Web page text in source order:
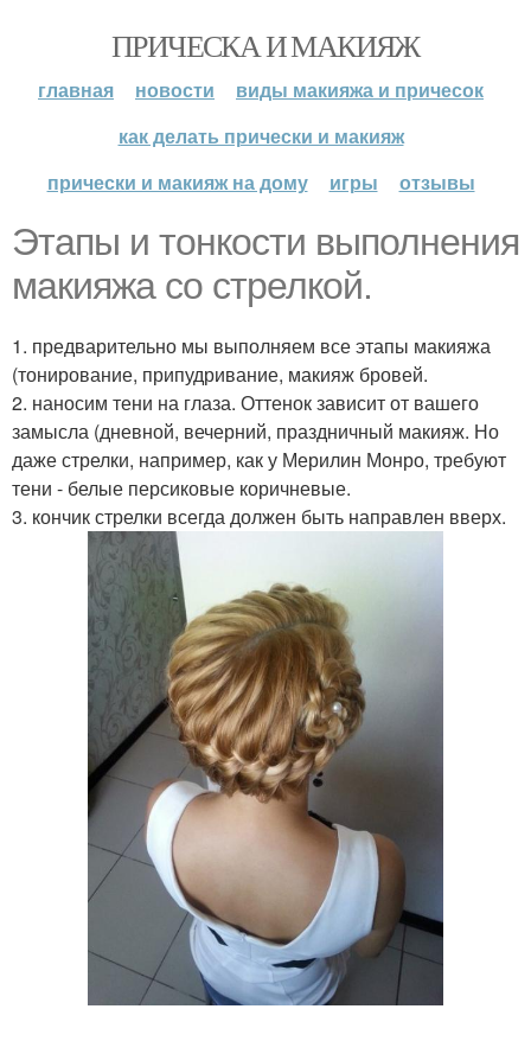
ПРИЧЕСКА И МАКИЯЖ
главная новости
виды макияжа и причесок
как делать прически и макияж
прически и макияж на дому
игры отзывы
Этапы и тонкости выполнения
макияжа со стрелкой.
1. предварительно мы выполняем все этапы макияжа
(тонирование, припудривание, макияж бровей.
2. наносим тени на глаза. Оттенок зависит от вашего
замысла (дневной, вечерний, праздничный макияж. Но
даже стрелки, например, как у Мерилин Монро, требуют
тени - белые персиковые коричневые.
3. кончик стрелки всегда должен быть направлен вверх.